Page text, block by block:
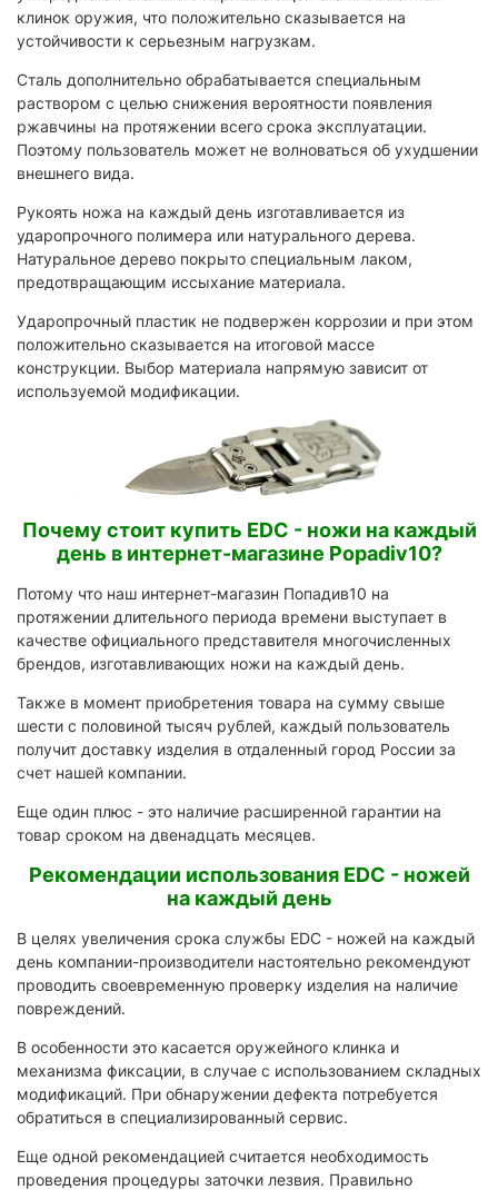
клинок оружия, что положительно сказывается на
устойчивости к серьезным нагрузкам.
Сталь дополнительно обрабатывается специальным
раствором с целью снижения вероятности появления
ржавчины на протяжении всего срока эксплуатации.
Поэтому пользователь может не волноваться об ухудшении
внешнего вида.
Рукоять ножа на каждый день изготавливается из
ударопрочного полимера или натурального дерева.
Натуральное дерево покрыто специальным лаком,
предотвращающим иссыхание материала.
Ударопрочный пластик не подвержен коррозии и при этом
положительно сказывается на итоговой массе
конструкции. Выбор материала напрямую зависит от
используемой модификации.
Почему стоит купить EDC - ножи на каждый
день в интернет-магазине Popadiv10?
Потому что наш интернет-магазин Попадив10 на
протяжении длительного периода времени выступает в
качестве официального представителя многочисленных
брендов, изготавливающих ножи на каждый день.
Также в момент приобретения товара на сумму свыше
шести с половиной тысяч рублей, каждый пользователь
получит доставку изделия в отдаленный город России за
счет нашей компании.
Еще один плюс - это наличие расширенной гарантии на
товар сроком на двенадцать месяцев.
Рекомендации использования EDC - ножей
на каждый день
В целях увеличения срока службы EDC - ножей на каждый
день компании-производители настоятельно рекомендуют
проводить своевременную проверку изделия на наличие
повреждений.
В особенности это касается оружейного клинка и
механизма фиксации, в случае с использованием складных
модификаций. При обнаружении дефекта потребуется
обратиться в специализированный сервис.
Еще одной рекомендацией считается необходимость
проведения процедуры заточки лезвия. Правильно